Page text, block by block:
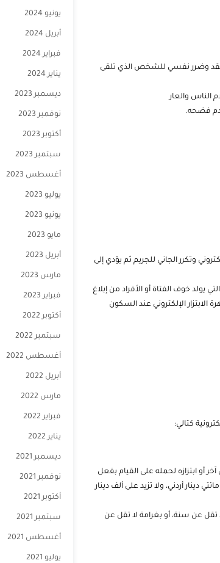
بعقد وضرر نفسي للشخص الذي تلقى
الناس والعار
فضحه.
وتكرر الجاني للجريم ثم يؤدي إلى
خوف الفتاة أو الأفراد من إبلاغ
الإلكتروني عند السكون
ابتزازه لحمله على القيام بفعل
دينار أردني، ولا تزيد على ألف دينار
تقل عن سنة، أو بغرامة لا تقل عن
يونيو 2024
أبريل 2024
فبراير 2024
يناير 2024
ديسمبر 2023
نوفمبر 2023
أكتوبر 2023
سبتمبر 2023
أغسطس 2023
يوليو 2023
يونيو 2023
مايو 2023
أبريل 2023
مارس 2023
فبراير 2023
أكتوبر 2022
سبتمبر 2022
أغسطس 2022
أبريل 2022
مارس 2022
فبراير 2022
يناير 2022
ديسمبر 2021
نوفمبر 2021
أكتوبر 2021
سبتمبر 2021
أغسطس 2021
يوليو 2021